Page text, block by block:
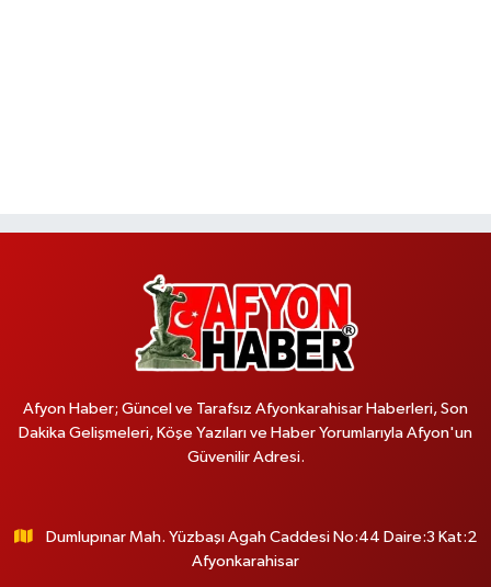
Afyon Haber; Güncel ve Tarafsız Afyonkarahisar Haberleri, Son
Dakika Gelişmeleri, Köşe Yazıları ve Haber Yorumlarıyla Afyon'un
Güvenilir Adresi.
Dumlupınar Mah. Yüzbaşı Agah Caddesi No:44 Daire:3 Kat:2
Afyonkarahisar